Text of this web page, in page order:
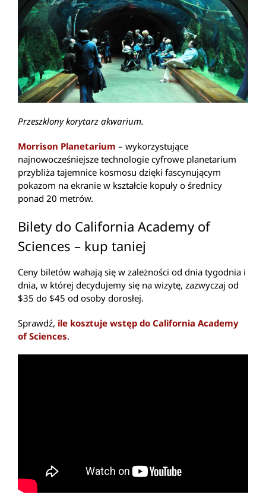
Przeszklony korytarz akwarium.
Morrison Planetarium – wykorzystujące
najnowocześniejsze technologie cyfrowe planetarium
przybliża tajemnice kosmosu dzięki fascynującym
pokazom na ekranie w kształcie kopuły o średnicy
ponad 20 metrów.
Bilety do California Academy of
Sciences – kup taniej
Ceny biletów wahają się w zależności od dnia tygodnia i
dnia, w której decydujemy się na wizytę, zazwyczaj od
$35 do $45 od osoby dorosłej.
Sprawdź, ile kosztuje wstęp do California Academy
of Sciences.